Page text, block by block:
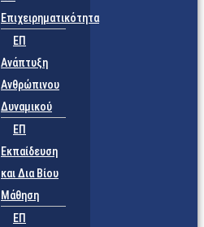
Επιχειρηματικότητα
ΕΠ
Ανάπτυξη
Ανθρώπινου
Δυναμικού
ΕΠ
Εκπαίδευση
και Δια Βίου
Μάθηση
ΕΠ